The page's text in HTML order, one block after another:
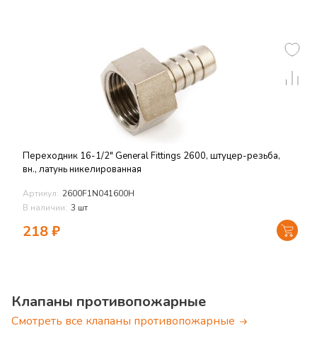
Переходник 16-1/2" General Fittings 2600, штуцер-резьба,
вн., латунь никелированная
Артикул: 2600F1N041600H
В наличии: 3 шт
218₽
Клапаны противопожарные
Смотреть все клапаны противопожарные